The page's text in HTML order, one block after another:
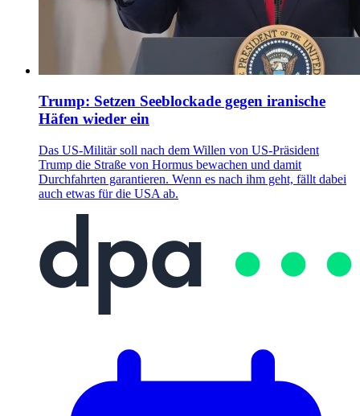
Trump: Setzen Seeblockade gegen iranische
Häfen wieder ein
Das US-Militär soll nach dem Willen von US-Präsident
Trump die Straße von Hormus bewachen und damit
Durchfahrten garantieren. Wenn es nach ihm geht, fällt dabei
auch etwas für die USA ab.